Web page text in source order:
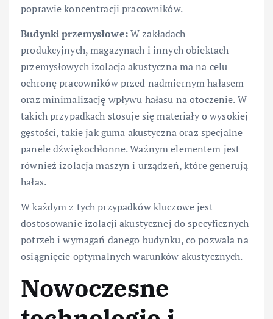
poprawie koncentracji pracowników.
Budynki przemysłowe:W zakładach
produkcyjnych, magazynach i innych obiektach
przemysłowych izolacja akustyczna ma na celu
ochronę pracowników przed nadmiernym hałasem
oraz minimalizację wpływu hałasu na otoczenie. W
takich przypadkach stosuje się materiały o wysokiej
gęstości, takie jak guma akustyczna oraz specjalne
panele dźwiękochłonne. Ważnym elementem jest
również izolacja maszyn i urządzeń, które generują
hałas.
W każdym z tych przypadków kluczowe jest
dostosowanie izolacji akustycznej do specyficznych
potrzeb i wymagań danego budynku, co pozwala na
osiągnięcie optymalnych warunków akustycznych.
Nowoczesne